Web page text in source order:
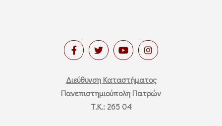
Διεύθυνση Καταστήματος
Πανεπιστημιούπολη Πατρών
T.K.: 265 04